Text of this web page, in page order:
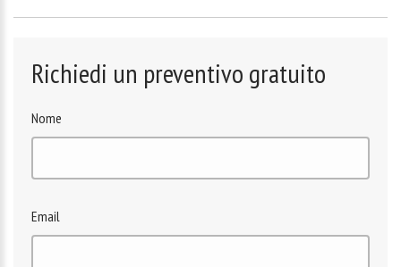
Richiedi un preventivo gratuito
Nome
Email